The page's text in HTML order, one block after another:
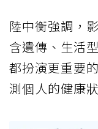
陸中衡強調，
含遺傳、生活
都扮演更重要
測個人的健康